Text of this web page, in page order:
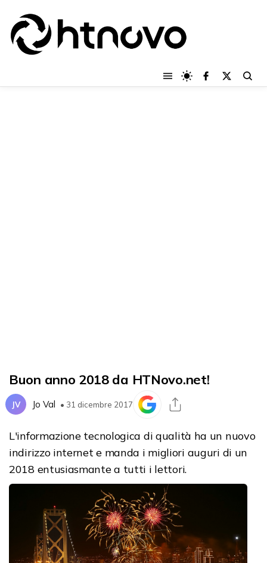
Buon anno 2018 da HTNovo.net!
JV Jo Val • 31 dicembre 2017
L'informazione tecnologica di qualità ha un nuovo
indirizzo internet e manda i migliori auguri di un
2018 entusiasmante a tutti i lettori.